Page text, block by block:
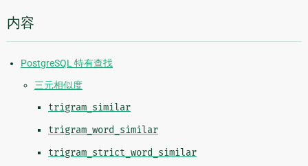
内容
PostgreSQL 特有查找
三元相似度
trigram_similar
trigram_word_similar
trigram_strict_word_similar